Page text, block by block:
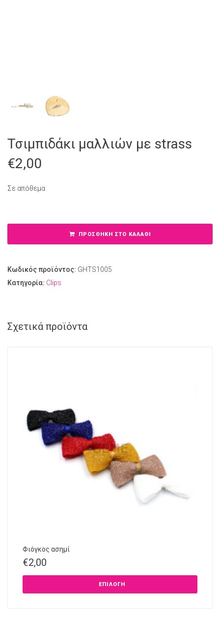
Τσιμπιδάκι μαλλιών με strass
€2,00
Σε απόθεμα
ΠΡΟΣΘΉΚΗ ΣΤΟ ΚΑΛΆΘΙ
Κωδικός προϊόντος: GHTS1005
Κατηγορία: Clips
Σχετικά προϊόντα
Φιόγκος ασημί
€2,00
ΕΠΙΛΟΓΉ